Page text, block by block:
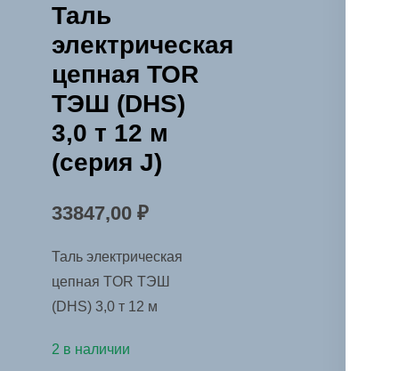
Таль
электрическая
цепная TOR
ТЭШ (DHS)
3,0 т 12 м
(серия J)
33847,00 ₽
Таль электрическая
цепная TOR ТЭШ
(DHS) 3,0 т 12 м
2 в наличии